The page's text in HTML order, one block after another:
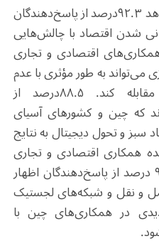
نتایج این نظرسنجی نشان می‌دهد ۹۲.۳درصد از پاسخ‌دهندگان
‌شدن اقتصاد با چالش‌هایی
اقتصادی و تجاری
می‌تواند به طور مؤثری با عدم
قطعیت‌های محیط خارجی مقابله کند. ۸۸.۵درصد از
که چین و کشورهای آسیای
سبز و تحول دیجیتال به نتایج
همکاری اقتصادی و تجاری
طرفین بسیار روشن است. ۹۴.۲ درصد از پاسخ‌دهندگان اظهار
و نقل و شبکه‌های لجستیک
در همکاری‌های چین با